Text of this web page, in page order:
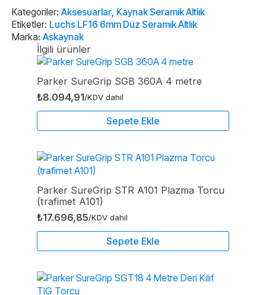
Altlık
adet
Kategoriler: Aksesuarlar, Kaynak Seramik Altlık
Etiketler: Luchs LF16 6mm Düz Seramik Altlık
Marka: Askaynak
İlgili ürünler
Parker SureGrip SGB 360A 4 metre
₺8.094,91/KDV dahil
Sepete Ekle
Parker SureGrip STR A101 Plazma Torcu
(trafimet A101)
₺17.696,85/KDV dahil
Sepete Ekle